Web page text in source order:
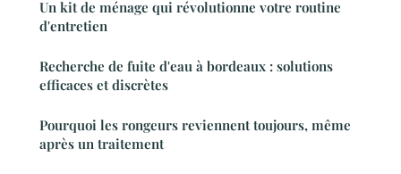
Un kit de ménage qui révolutionne votre routine
d'entretien
Recherche de fuite d'eau à bordeaux : solutions
efficaces et discrètes
Pourquoi les rongeurs reviennent toujours, même
après un traitement